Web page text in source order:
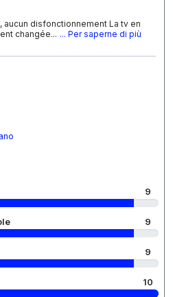
aucun disfonctionnement La tv en
changée... ... Per saperne di più
9
9
9
10